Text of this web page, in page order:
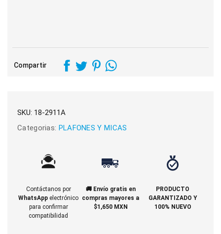
Compartir
SKU: 18-2911A
Categorias: PLAFONES Y MICAS
Contáctanos por
WhatsApp electrónico
para confirmar
compatibilidad
🚚 Envío gratis en
compras mayores a
$1,650 MXN
PRODUCTO
GARANTIZADO Y
100% NUEVO